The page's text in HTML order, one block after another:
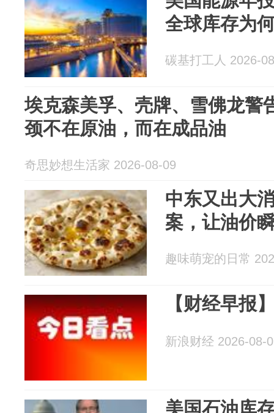
全球库存为
碳基打工人 2026-
埃克森美孚、壳牌、雪佛龙警
颈不在原油，而在成品油
奇思妙想生活家 2026-08-09
中东又出大
案，让油价
趣味萌宠的日常
【财经早报
新浪财经 2026-08-
美国石油库